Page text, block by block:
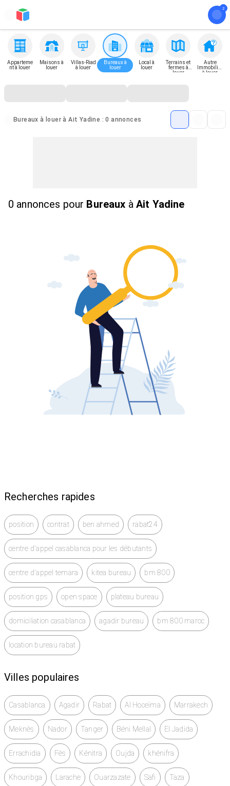
Apparteme
nt à louer
Maisons à
louer
Villas-Riad
à louer
Bureaux à
louer
Local à
louer
Terrains et
fermes à
louer
Autre
Immobilier
à louer
Bureaux à louer à Ait Yadine : 0 annonces
0 annonces pour Bureaux à Ait Yadine
Recherches rapides
position contrat ben ahmed rabat24
centre d'appel casablanca pour les débutants
centre d'appel temara kitea bureau bm 800
position gps open space plateau bureau
domiciliation casablanca agadir bureau bm 800 maroc
location bureau rabat
Villes populaires
Casablanca Agadir Rabat Al Hoceïma Marrakech
Meknès Nador Tanger Béni Mellal El Jadida
Errachidia Fès Kénitra Oujda khénifra
Khouribga Larache Ouarzazate Safi Taza